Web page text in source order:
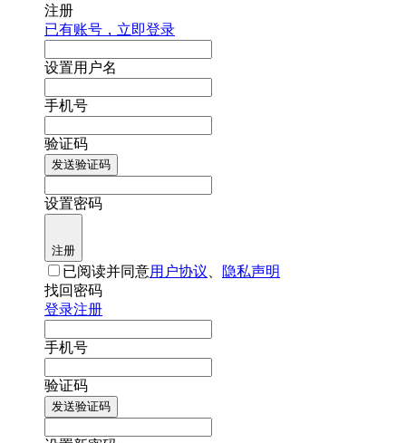
注册
已有账号，立即登录
设置用户名
手机号
验证码
发送验证码
设置密码
注册
已阅读并同意用户协议
隐私声明
找回密码
登录注册
手机号
验证码
发送验证码